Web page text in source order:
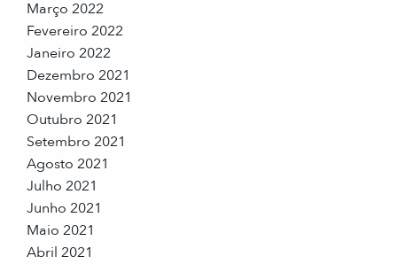
Março 2022
Fevereiro 2022
Janeiro 2022
Dezembro 2021
Novembro 2021
Outubro 2021
Setembro 2021
Agosto 2021
Julho 2021
Junho 2021
Maio 2021
Abril 2021